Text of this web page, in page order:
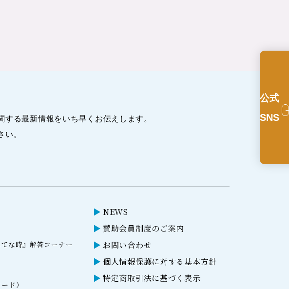
する最新情報をいち早くお伝えします。
い。
な時』解答コーナー
ド）
NEWS
賛助会員制度のご案内
お問い合わせ
個人情報保護に対する基本方針
特定商取引法に基づく表示
公式
SNS